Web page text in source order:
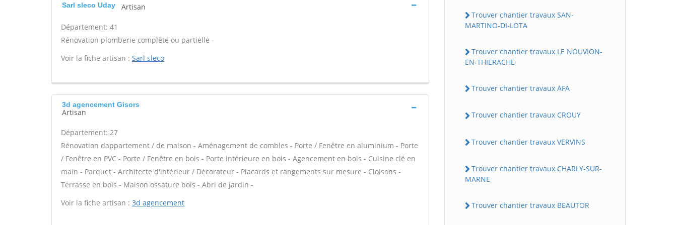
Sarl sleco Uday Artisan
Département: 41
Rénovation plomberie complète ou partielle -
Voir la fiche artisan : Sarl sleco
3d agencement Gisors
Artisan
Département: 27
Rénovation dappartement / de maison - Aménagement de combles - Porte / Fenêtre en aluminium - Porte
/ Fenêtre en PVC - Porte / Fenêtre en bois - Porte intérieure en bois - Agencement en bois - Cuisine clé en
main - Parquet - Architecte d'intérieur / Décorateur - Placards et rangements sur mesure - Cloisons -
Terrasse en bois - Maison ossature bois - Abri de jardin -
Voir la fiche artisan : 3d agencement
Trouver chantier travaux SAN-
MARTINO-DI-LOTA
Trouver chantier travaux LE NOUVION-
EN-THIERACHE
Trouver chantier travaux AFA
Trouver chantier travaux CROUY
Trouver chantier travaux VERVINS
Trouver chantier travaux CHARLY-SUR-
MARNE
Trouver chantier travaux BEAUTOR